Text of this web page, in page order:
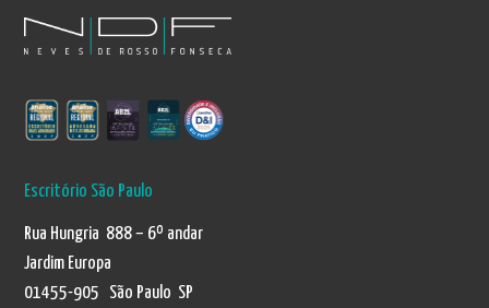
Escritório São Paulo
Rua Hungria 888 – 6º andar
Jardim Europa
01455-905 São Paulo SP